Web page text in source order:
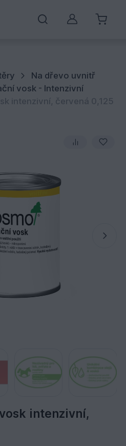
Můj účet
Na dřevo uvnitř
vosk - Intenzivní
intenzivní, červená 0,125
intenzivní,